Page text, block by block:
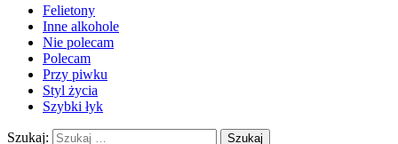
Felietony
Inne alkohole
Nie polecam
Polecam
Przy piwku
Styl życia
Szybki łyk
Szukaj: